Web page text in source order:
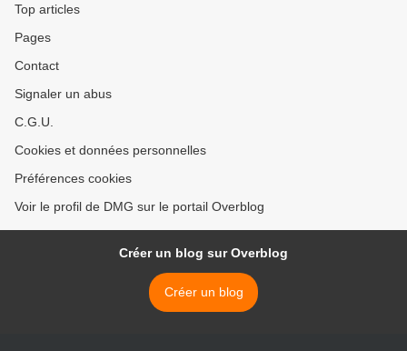
Top articles
Pages
Contact
Signaler un abus
C.G.U.
Cookies et données personnelles
Préférences cookies
Voir le profil de DMG sur le portail Overblog
Créer un blog sur Overblog
Créer un blog